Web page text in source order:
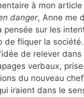
à mon article
danger, Anne me
pensée sur les
de fliquer la
de relever dans
verbaux,
du nouveau chef
iraient dans le